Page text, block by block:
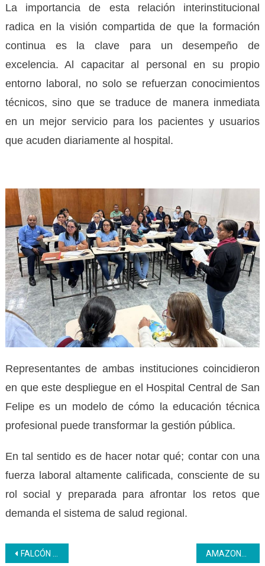
La importancia de esta relación interinstitucional
radica en la visión compartida de que la formación
continua es la clave para un desempeño de
excelencia. Al capacitar al personal en su propio
entorno laboral, no solo se refuerzan conocimientos
técnicos, sino que se traduce de manera inmediata
en un mejor servicio para los pacientes y usuarios
que acuden diariamente al hospital.
Representantes de ambas instituciones coincidieron
en que este despliegue en el Hospital Central de San
Felipe es un modelo de cómo la educación técnica
profesional puede transformar la gestión pública.
En tal sentido es de hacer notar qué; contar con una
fuerza laboral altamente calificada, consciente de su
rol social y preparada para afrontar los retos que
demanda el sistema de salud regional.
Navegación
FALCÓN | Doris Reyes Galicia impulsa la formación textil desde el CFS José Leonardo Chirino